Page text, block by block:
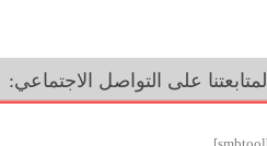
لمتابعتنا على التواصل الاجتماعي: